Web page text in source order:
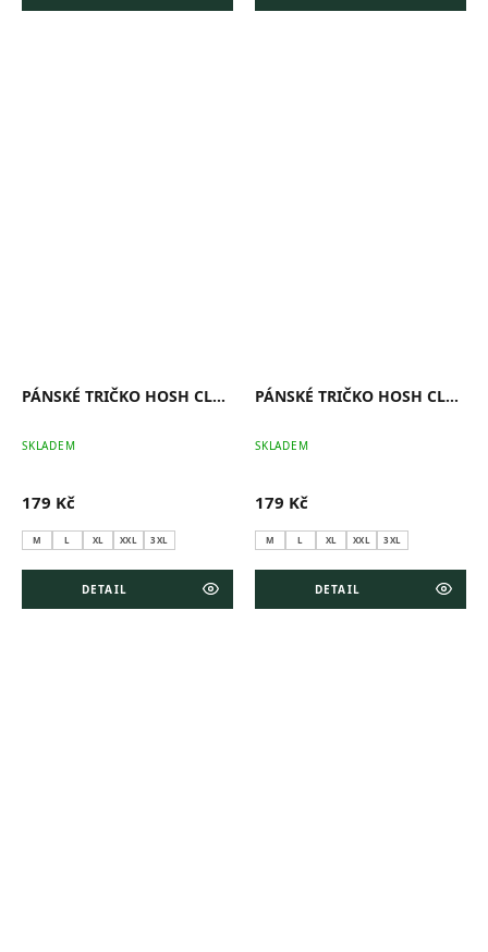
PÁNSKÉ TRIČKO HOSH CLASSIC NAVY
SKLADEM
179 Kč
M L XL XXL 3XL
DETAIL
PÁNSKÉ TRIČKO HOSH CLASSIC ČERNÉ
SKLADEM
179 Kč
M L XL XXL 3XL
DETAIL